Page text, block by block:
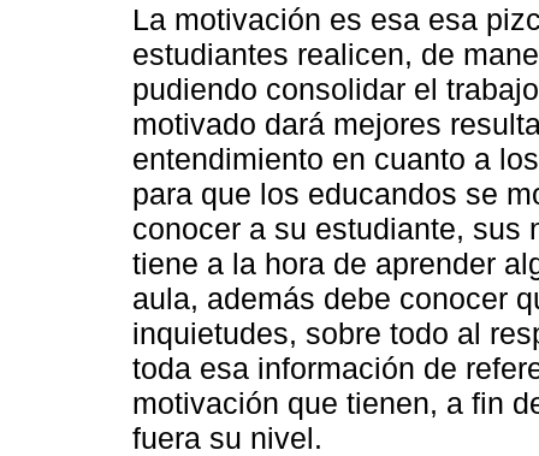
La motivación es esa esa
estudiantes realicen, de
pudiendo consolidar el
motivado dará mejores
entendimiento en cuanto a
para que los educandos se
conocer a su estudiante, sus
tiene a la hora de aprender
aula, además debe conocer
inquietudes, sobre todo al
toda esa información de
motivación que tienen, a fin
fuera su nivel.